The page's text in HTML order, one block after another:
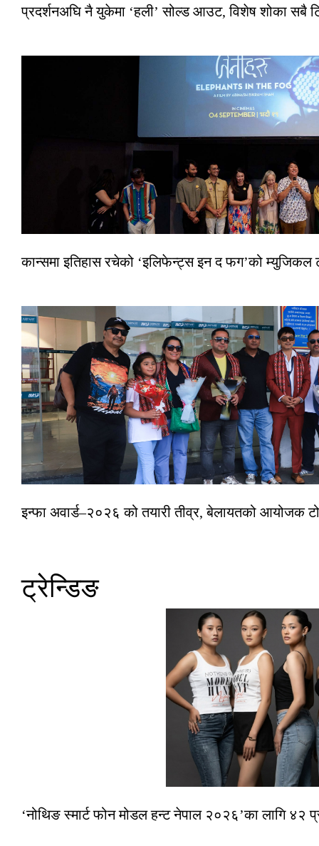
प्रदर्शनअघि नै युकेमा ‘हली’ सोल्ड आउट, विशेष शोका सबै
कान्समा इतिहास रचेको ‘इलिफेन्ट्स इन द फग’को म्युजिकल
इन्फा अवार्ड–२०२६ को तयारी तीव्र, बेलायतको आयोजक
ट्रेन्डिङ
‘नोथिङ स्मार्ट फोन मोडल हन्ट नेपाल २०२६’का लागि ४२